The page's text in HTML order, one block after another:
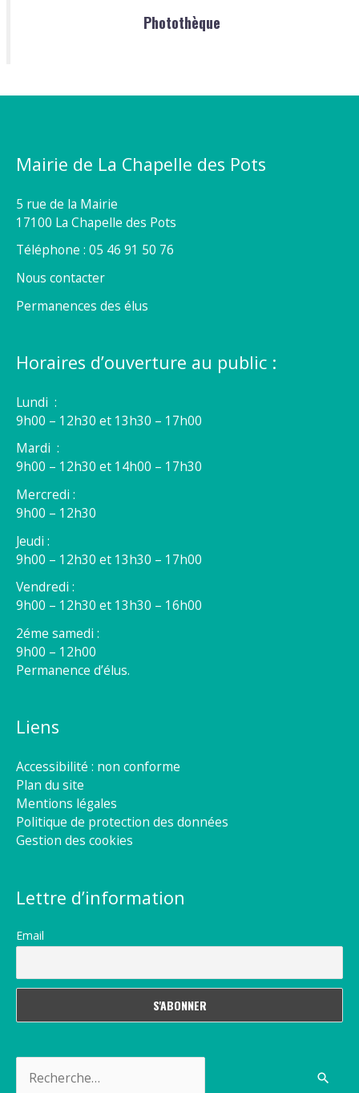
Photothèque
Mairie de La Chapelle des Pots
5 rue de la Mairie
17100 La Chapelle des Pots
Téléphone : 05 46 91 50 76
Nous contacter
Permanences des élus
Horaires d’ouverture au public :
Lundi :
9h00 – 12h30 et 13h30 – 17h00
Mardi :
9h00 – 12h30 et 14h00 – 17h30
Mercredi :
9h00 – 12h30
Jeudi :
9h00 – 12h30 et 13h30 – 17h00
Vendredi :
9h00 – 12h30 et 13h30 – 16h00
2éme samedi :
9h00 – 12h00
Permanence d’élus.
Liens
Accessibilité : non conforme
Plan du site
Mentions légales
Politique de protection des données
Gestion des cookies
Lettre d’information
Email